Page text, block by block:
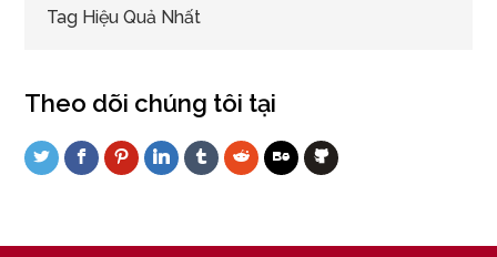
Tag Hiệu Quả Nhất
Theo dõi chúng tôi tại